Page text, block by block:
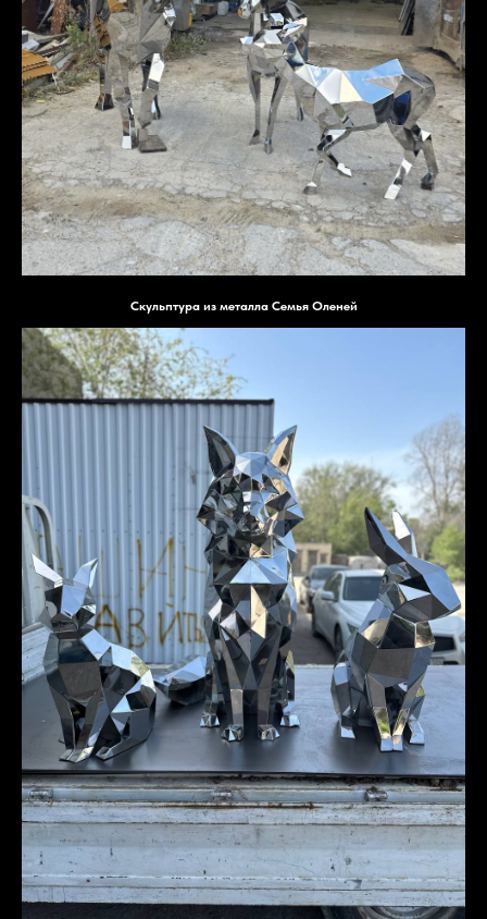
Скульптура из металла Семья Оленей